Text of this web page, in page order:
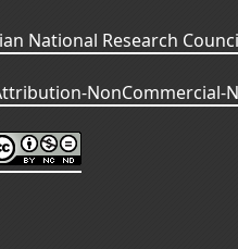
National Research
NonCommercial-